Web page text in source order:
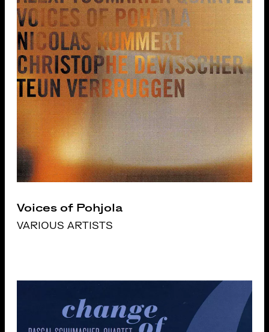
Voices of Pohjola
VARIOUS ARTISTS